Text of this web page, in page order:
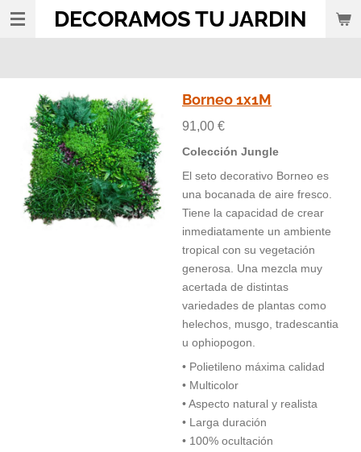
Ir
DECORAMOS TU JARDIN
Borneo 1x1M
91,00 €
Colección Jungle
El seto decorativo Borneo es
una bocanada de aire fresco.
Tiene la capacidad de crear
inmediatamente un ambiente
tropical con su vegetación
generosa. Una mezcla muy
acertada de distintas
variedades de plantas como
helechos, musgo, tradescantia
u ophiopogon.
• Polietileno máxima calidad
• Multicolor
• Aspecto natural y realista
• Larga duración
• 100% ocultación